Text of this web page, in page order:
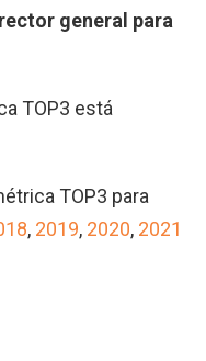
general para
TOP3 está
TOP3 para
, 2019, 2020, 2021